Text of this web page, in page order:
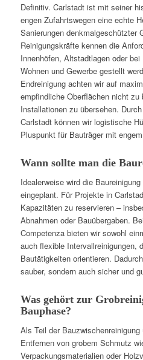
Definitiv. Carlstadt ist mit seiner
engen Zufahrtswegen eine echte
Sanierungen denkmalgeschützter
Reinigungskräfte kennen die
Innenhöfen, Altstadtlagen oder
Wohnen und Gewerbe gestellt
Endreinigung achten wir auf
empfindliche Oberflächen nicht zu
Installationen zu übersehen.
Carlstadt können wir logistische
Pluspunkt für Bauträger mit
Wann sollte man die
Idealerweise wird die
eingeplant. Für Projekte in
Kapazitäten zu reservieren –
Abnahmen oder Bauübergaben.
Competenza bieten wir sowohl
auch flexible Intervallreinigungen,
Bautätigkeiten orientieren.
sauber, sondern auch sicher und
Was gehört zur
Bauphase?
Als Teil der
Entfernen von grobem Schmutz
Verpackungsmaterialien oder